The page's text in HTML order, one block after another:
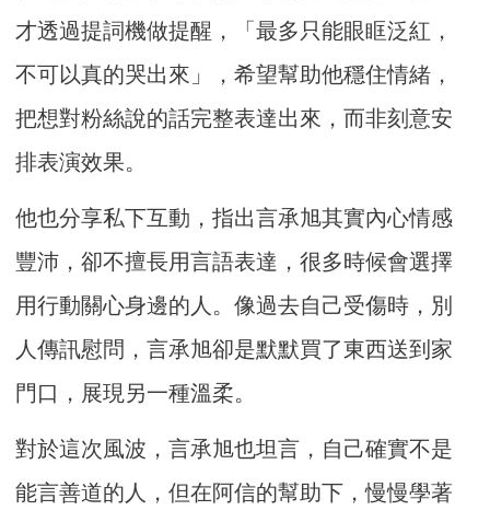
才透過提詞機做提醒，「最多只能眼眶泛紅，
不可以真的哭出來」，希望幫助他穩住情緒，
把想對粉絲說的話完整表達出來，而非刻意安
排表演效果。
他也分享私下互動，指出言承旭其實內心情感
豐沛，卻不擅長用言語表達，很多時候會選擇
用行動關心身邊的人。像過去自己受傷時，別
人傳訊慰問，言承旭卻是默默買了東西送到家
門口，展現另一種溫柔。
對於這次風波，言承旭也坦言，自己確實不是
能言善道的人，但在阿信的幫助下，慢慢學著